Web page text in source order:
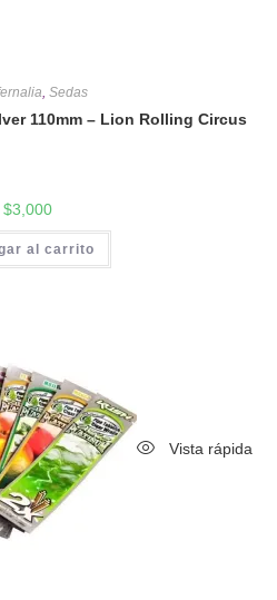
, Sedas
110mm – Lion Rolling Circus
$3,000
al carrito
Vista rápida